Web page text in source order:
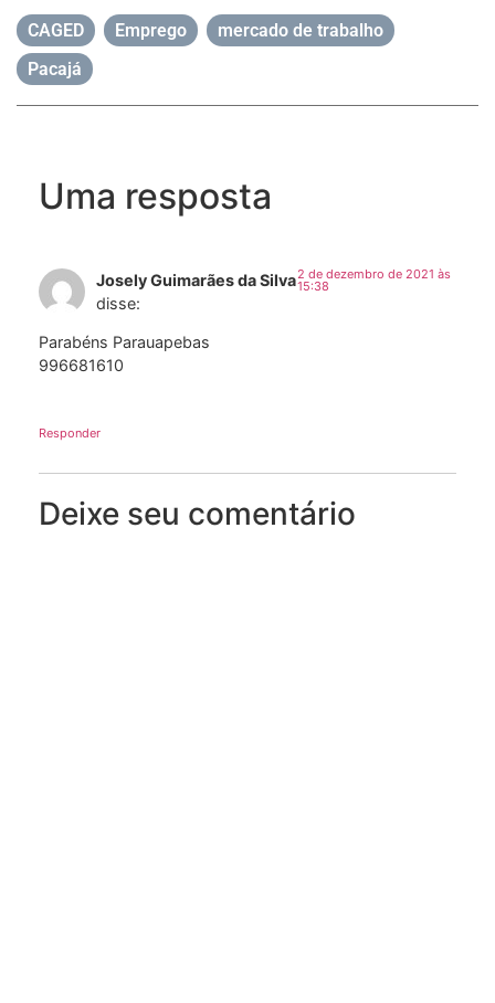
CAGED Emprego mercado de trabalho
Pacajá
Uma resposta
Josely Guimarães da Silva
disse:
2 de dezembro de 2021 às
15:38
Parabéns Parauapebas
996681610
Responder
Deixe seu comentário